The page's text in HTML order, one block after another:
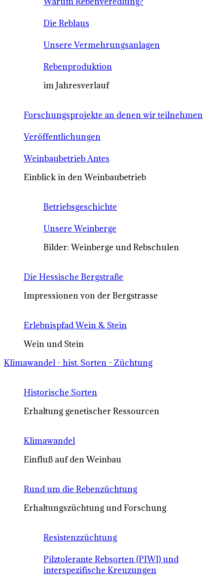
Die Reblaus
Unsere Vermehrungsanlagen
Rebenproduktion
im Jahresverlauf
Forschungsprojekte an denen wir teilnehmen
Veröffentlichungen
Weinbaubetrieb Antes
Einblick in den Weinbaubetrieb
Betriebsgeschichte
Unsere Weinberge
Bilder: Weinberge und Rebschulen
Die Hessische Bergstraße
Impressionen von der Bergstrasse
Erlebnispfad Wein & Stein
Wein und Stein
Klimawandel - hist. Sorten - Züchtung
Historische Sorten
Erhaltung genetischer Ressourcen
Klimawandel
Einfluß auf den Weinbau
Rund um die Rebenzüchtung
Erhaltungszüchtung und Forschung
Resistenzzüchtung
Pilztolerante Rebsorten (PIWI) und
interspezifische Kreuzungen